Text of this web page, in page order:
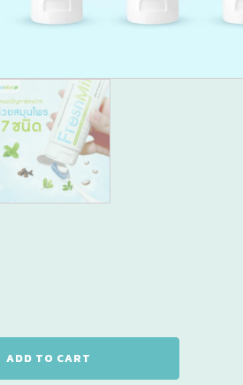
price
ADD TO CART